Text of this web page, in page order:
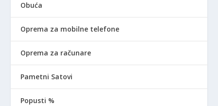
Obuća
Oprema za mobilne telefone
Oprema za računare
Pametni Satovi
Popusti %